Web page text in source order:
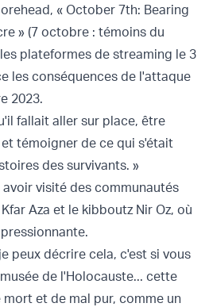
« October 7th: Bearing
» (7 octobre : témoins du
plateformes de streaming le 3
les conséquences de l'attaque
2023.
fallait aller sur place, être
témoigner de ce qui s'était
des survivants. »
visité des communautés
Aza et le kibboutz Nir Oz, où
peux décrire cela, c'est si vous
de l'Holocauste... cette
et de mal pur, comme un